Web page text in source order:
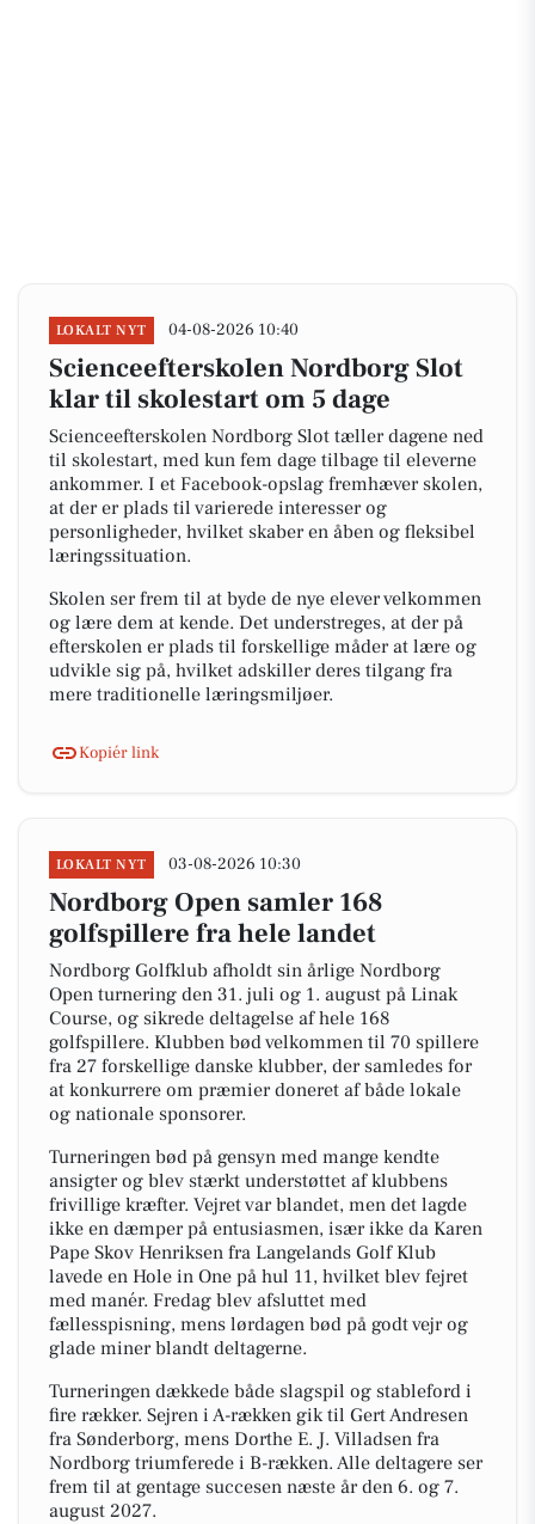
LOKALT NYT 04-08-2026 10:40
Scienceefterskolen Nordborg Slot
klar til skolestart om 5 dage
Scienceefterskolen Nordborg Slot tæller dagene ned
til skolestart, med kun fem dage tilbage til eleverne
ankommer. I et Facebook-opslag fremhæver skolen,
at der er plads til varierede interesser og
personligheder, hvilket skaber en åben og fleksibel
læringssituation.
Skolen ser frem til at byde de nye elever velkommen
og lære dem at kende. Det understreges, at der på
efterskolen er plads til forskellige måder at lære og
udvikle sig på, hvilket adskiller deres tilgang fra
mere traditionelle læringsmiljøer.
Kopiér link
LOKALT NYT 03-08-2026 10:30
Nordborg Open samler 168
golfspillere fra hele landet
Nordborg Golfklub afholdt sin årlige Nordborg
Open turnering den 31. juli og 1. august på Linak
Course, og sikrede deltagelse af hele 168
golfspillere. Klubben bød velkommen til 70 spillere
fra 27 forskellige danske klubber, der samledes for
at konkurrere om præmier doneret af både lokale
og nationale sponsorer.
Turneringen bød på gensyn med mange kendte
ansigter og blev stærkt understøttet af klubbens
frivillige kræfter. Vejret var blandet, men det lagde
ikke en dæmper på entusiasmen, især ikke da Karen
Pape Skov Henriksen fra Langelands Golf Klub
lavede en Hole in One på hul 11, hvilket blev fejret
med manér. Fredag blev afsluttet med
fællesspisning, mens lørdagen bød på godt vejr og
glade miner blandt deltagerne.
Turneringen dækkede både slagspil og stableford i
fire rækker. Sejren i A-rækken gik til Gert Andresen
fra Sønderborg, mens Dorthe E. J. Villadsen fra
Nordborg triumferede i B-rækken. Alle deltagere ser
frem til at gentage succesen næste år den 6. og 7.
august 2027.